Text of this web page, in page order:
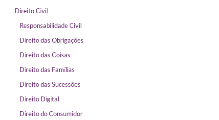
Direito Civil
Responsabilidade Civil
Direito das Obrigações
Direito das Coisas
Direito das Famílias
Direito das Sucessões
Direito Digital
Direito do Consumidor